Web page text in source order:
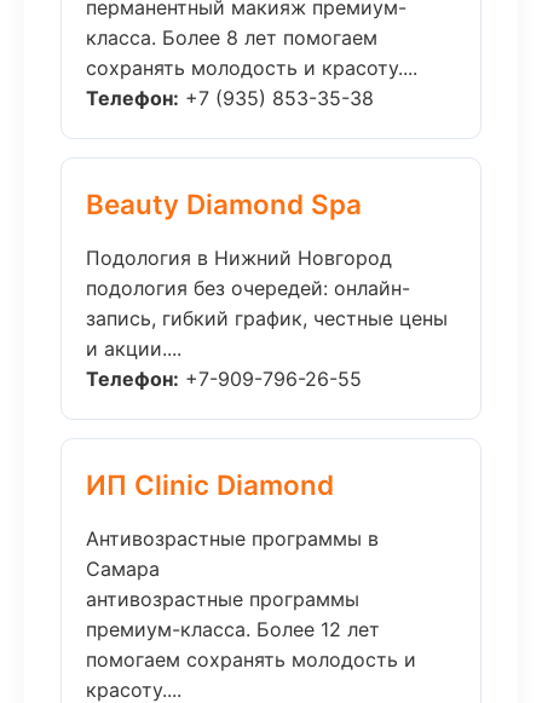
перманентный макияж премиум-
класса. Более 8 лет помогаем
сохранять молодость и красоту....
Телефон: +7 (935) 853-35-38
Beauty Diamond Spa
Подология в Нижний Новгород
подология без очередей: онлайн-
запись, гибкий график, честные цены
и акции....
Телефон: +7-909-796-26-55
ИП Clinic Diamond
Антивозрастные программы в
Самара
антивозрастные программы
премиум-класса. Более 12 лет
помогаем сохранять молодость и
красоту....